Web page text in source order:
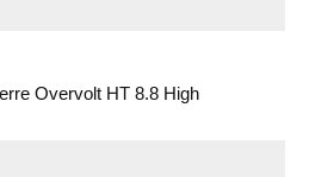
Overvolt HT 8.8 High